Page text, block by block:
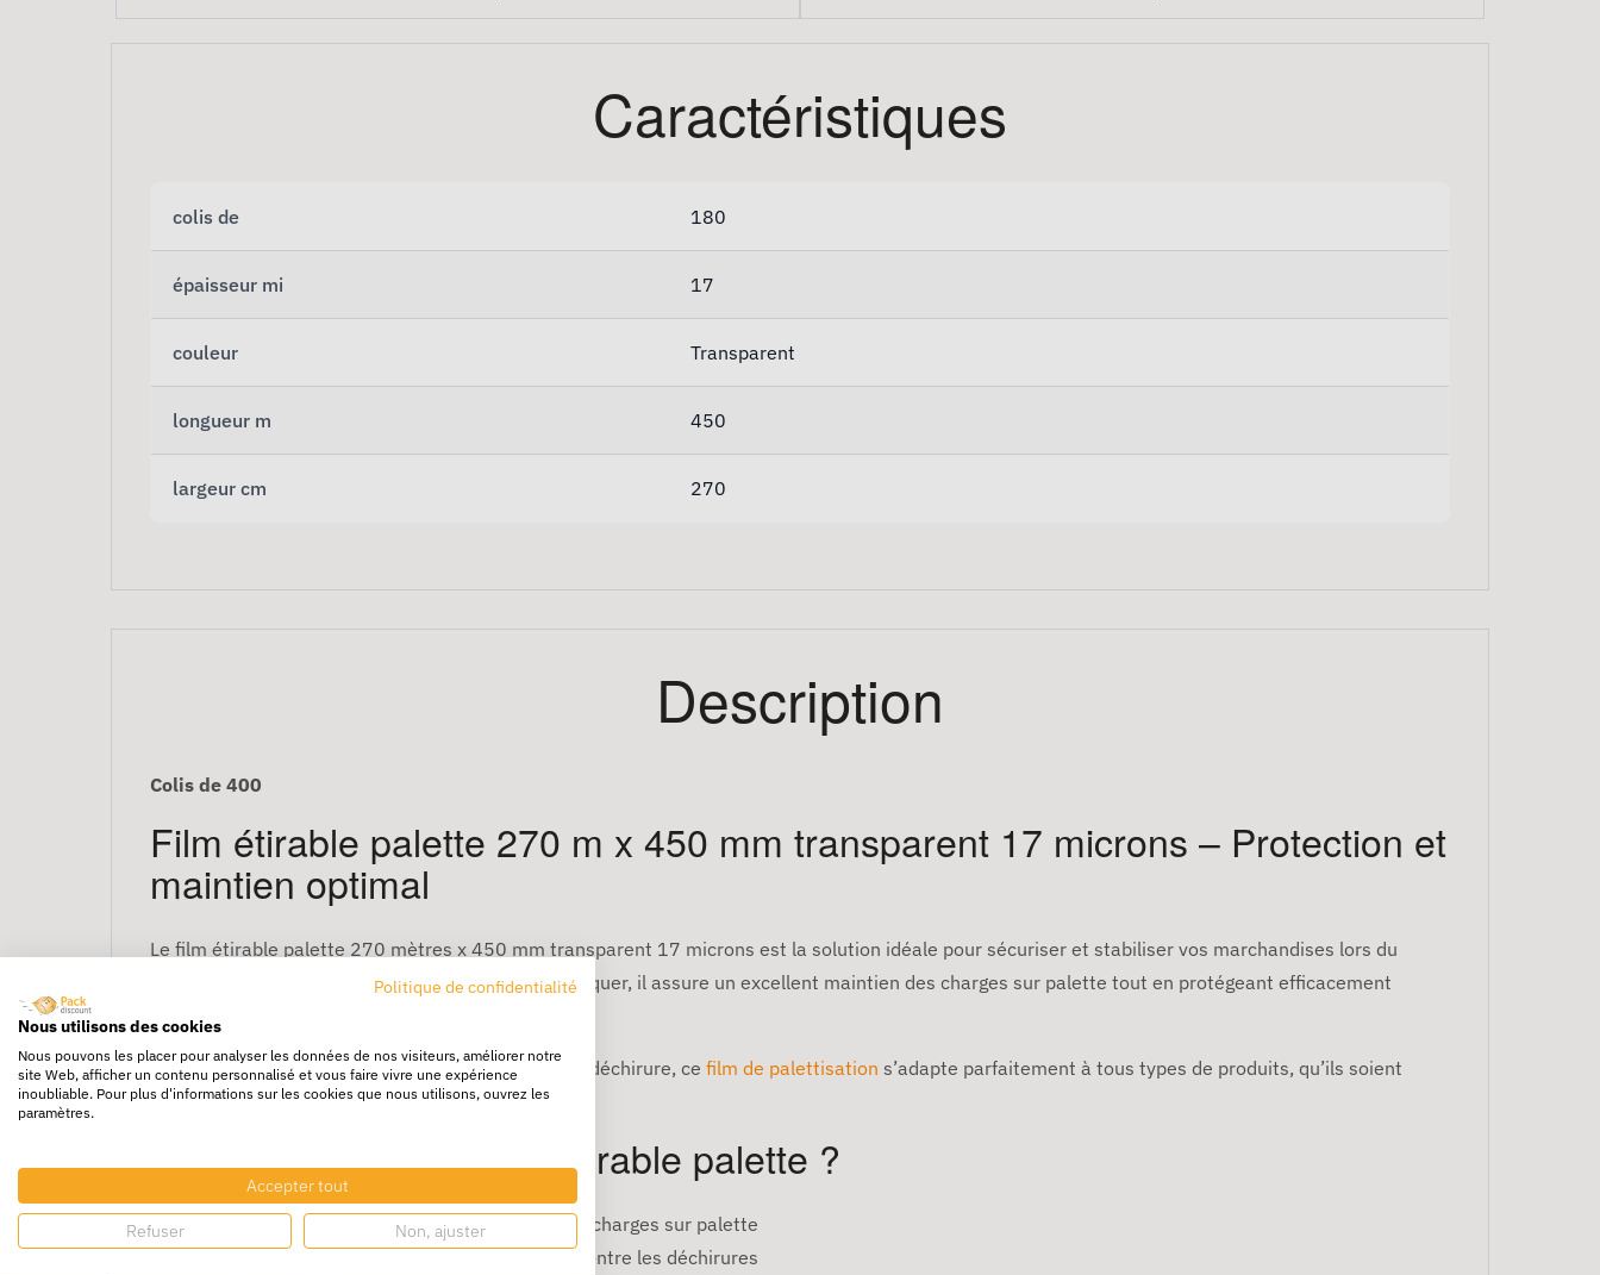
Caractéristiques
colis de 180
épaisseur mi 17
couleur Transparent
longueur m 450
largeur cm 270
Description
Colis de 400
Film étirable palette 270 m x 450 mm transparent 17 microns – Protection et
maintien optimal
Le film étirable palette 270 mètres x 450 mm transparent 17 microns est la solution idéale pour sécuriser et stabiliser vos marchandises lors du
transport et du stockage. Résistant et facile à appliquer, il assure un excellent maintien des charges sur palette tout en protégeant efficacement
contre la poussière, l’humidité et les salissures.
Grâce à sa grande élasticité et à sa résistance à la déchirure, ce film de palettisation s’adapte parfaitement à tous types de produits, qu’ils soient
légers, lourds ou irréguliers.
Pourquoi choisir ce film étirable palette ?
Maintien optimal :
stabilise efficacement les charges sur palette
film 17 microns robuste contre les déchirures
Politique de confidentialité
Nous utilisons des cookies
Nous pouvons les placer pour analyser les données de nos visiteurs, améliorer notre
site Web, afficher un contenu personnalisé et vous faire vivre une expérience
inoubliable. Pour plus d'informations sur les cookies que nous utilisons, ouvrez les
paramètres.
Accepter tout
Refuser Non, ajuster